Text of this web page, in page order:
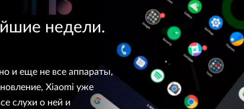
недели.
и еще не все аппараты,
Xiaomi уже
слухи о ней и